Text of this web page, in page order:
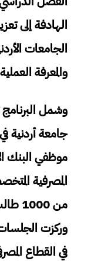
الهادفة إلى
الجامعات
والمعرفة
جامعة أردنية
موظفي البنك
المصرفية
من
وركزت
في القطاع